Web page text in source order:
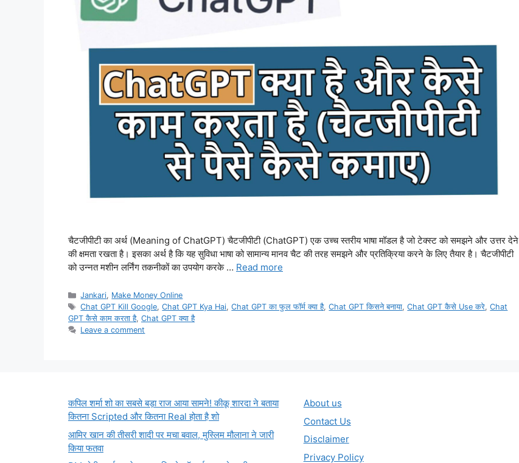
चैटजीपीटी का अर्थ (Meaning of ChatGPT) चैटजीपीटी (ChatGPT) एक उच्च स्तरीय भाषा मॉडल है जो टेक्स्ट को समझने और उत्तर देने
की क्षमता रखता है। इसका अर्थ है कि यह सुविधा भाषा को सामान्य मानव चैट की तरह समझने और प्रतिक्रिया करने के लिए तैयार है। चैटजीपीटी
को उन्नत मशीन लर्निंग तकनीकों का उपयोग करके … Read more
Categories
Jankari, Make Money Online
Tags
Chat GPT Kill Google,Chat GPT Kya Hai,Chat GPT का फुल फॉर्म क्या है,Chat GPT किसने बनाया,Chat GPT कैसे Use करे,Chat
GPT कैसे काम करता है, Chat GPT क्या है
Leave a comment
कपिल शर्मा शो का सबसे बड़ा राज आया सामने! कीकू शारदा ने बताया
कितना Scripted और कितना Real होता है शो
आमिर खान की तीसरी शादी पर मचा बवाल, मुस्लिम मौलाना ने जारी
किया फतवा
About us
Contact Us
Disclaimer
Privacy Policy